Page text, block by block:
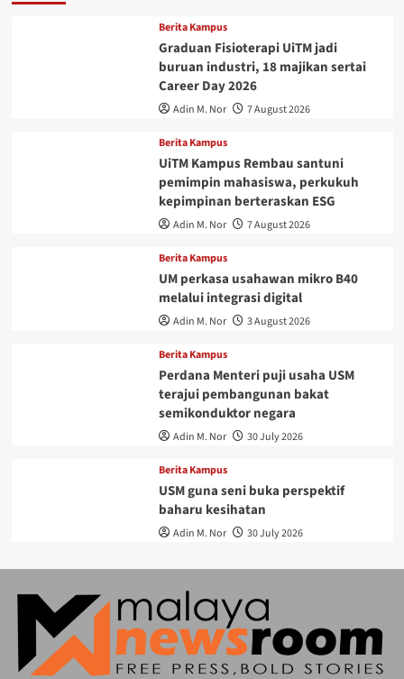
Berita Kampus
Graduan Fisioterapi UiTM jadi
buruan industri, 18 majikan sertai
Career Day 2026
Adin M. Nor 7 August 2026
Berita Kampus
UiTM Kampus Rembau santuni
pemimpin mahasiswa, perkukuh
kepimpinan berteraskan ESG
Adin M. Nor 7 August 2026
Berita Kampus
UM perkasa usahawan mikro B40
melalui integrasi digital
Adin M. Nor 3 August 2026
Berita Kampus
Perdana Menteri puji usaha USM
terajui pembangunan bakat
semikonduktor negara
Adin M. Nor 30 July 2026
Berita Kampus
USM guna seni buka perspektif
baharu kesihatan
Adin M. Nor 30 July 2026